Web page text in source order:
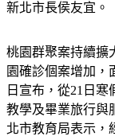
新北市長侯友宜。
桃園群聚案持續擴
園確診個案增加，
日宣布，從21日
教學及畢業旅行與
北市教育局表示，